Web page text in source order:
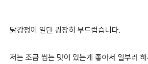
닭강정이 일단 굉장히 부드럽습니다.
저는 조금 씹는 맛이 있는게 좋아서 일부러